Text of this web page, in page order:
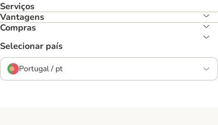
Serviços
Vantagens
Compras
Selecionar país
Portugal / pt